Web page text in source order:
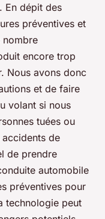
En dépit des
préventives et
nombre
encore trop
Nous avons donc
et de faire
volant si nous
tuées ou
accidents de
de prendre
automobile
préventives pour
technologie peut